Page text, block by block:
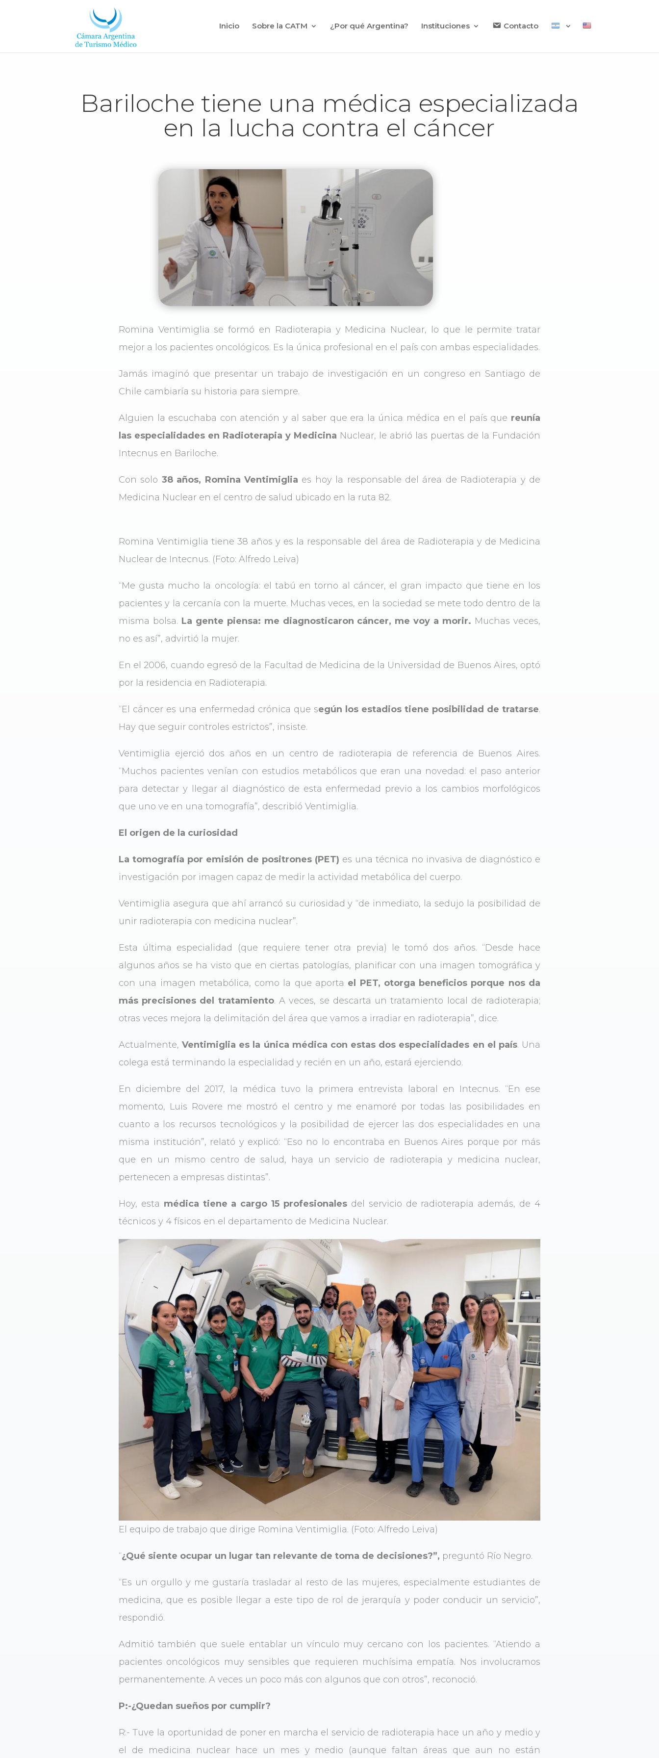
Inicio Sobre la CATM ¿Por qué Argentina? Instituciones Contacto
Bariloche tiene una médica especializada
en la lucha contra el cáncer
Romina Ventimiglia se formó en Radioterapia y Medicina Nuclear, lo que le permite tratar
mejor a los pacientes oncológicos. Es la única profesional en el país con ambas especialidades.
Jamás imaginó que presentar un trabajo de investigación en un congreso en Santiago de
Chile cambiaría su historia para siempre.
Alguien la escuchaba con atención y al saber que era la única médica en el país que reunía
las especialidades en Radioterapia y Medicina Nuclear, le abrió las puertas de la Fundación
Intecnus en Bariloche.
Con solo 38 años, Romina Ventimiglia es hoy la responsable del área de Radioterapia y de
Medicina Nuclear en el centro de salud ubicado en la ruta 82.
Romina Ventimiglia tiene 38 años y es la responsable del área de Radioterapia y de Medicina
Nuclear de Intecnus. (Foto: Alfredo Leiva)
“Me gusta mucho la oncología: el tabú en torno al cáncer, el gran impacto que tiene en los
pacientes y la cercanía con la muerte. Muchas veces, en la sociedad se mete todo dentro de la
misma bolsa. La gente piensa: me diagnosticaron cáncer, me voy a morir. Muchas veces,
no es así”, advirtió la mujer.
En el 2006, cuando egresó de la Facultad de Medicina de la Universidad de Buenos Aires, optó
por la residencia en Radioterapia.
“El cáncer es una enfermedad crónica que según los estadios tiene posibilidad de tratarse.
Hay que seguir controles estrictos”, insiste.
Ventimiglia ejerció dos años en un centro de radioterapia de referencia de Buenos Aires.
“Muchos pacientes venían con estudios metabólicos que eran una novedad: el paso anterior
para detectar y llegar al diagnóstico de esta enfermedad previo a los cambios morfológicos
que uno ve en una tomografía”, describió Ventimiglia.
El origen de la curiosidad
La tomografía por emisión de positrones (PET) es una técnica no invasiva de diagnóstico e
investigación por imagen capaz de medir la actividad metabólica del cuerpo.
Ventimiglia asegura que ahí arrancó su curiosidad y “de inmediato, la sedujo la posibilidad de
unir radioterapia con medicina nuclear”.
Esta última especialidad (que requiere tener otra previa) le tomó dos años. “Desde hace
algunos años se ha visto que en ciertas patologías, planificar con una imagen tomográfica y
con una imagen metabólica, como la que aporta el PET, otorga beneficios porque nos da
más precisiones del tratamiento. A veces, se descarta un tratamiento local de radioterapia;
otras veces mejora la delimitación del área que vamos a irradiar en radioterapia”, dice.
Actualmente,Ventimiglia es la única médica con estas dos especialidades en el país. Una
colega está terminando la especialidad y recién en un año, estará ejerciendo.
En diciembre del 2017, la médica tuvo la primera entrevista laboral en Intecnus. “En ese
momento, Luis Rovere me mostró el centro y me enamoré por todas las posibilidades en
cuanto a los recursos tecnológicos y la posibilidad de ejercer las dos especialidades en una
misma institución”, relató y explicó: “Eso no lo encontraba en Buenos Aires porque por más
que en un mismo centro de salud, haya un servicio de radioterapia y medicina nuclear,
pertenecen a empresas distintas”.
Hoy, esta médica tiene a cargo 15 profesionales del servicio de radioterapia además, de 4
técnicos y 4 físicos en el departamento de Medicina Nuclear.
El equipo de trabajo que dirige Romina Ventimiglia. (Foto: Alfredo Leiva)
“¿Qué siente ocupar un lugar tan relevante de toma de decisiones?”, preguntó Río Negro.
“Es un orgullo y me gustaría trasladar al resto de las mujeres, especialmente estudiantes de
medicina, que es posible llegar a este tipo de rol de jerarquía y poder conducir un servicio”,
respondió.
Admitió también que suele entablar un vínculo muy cercano con los pacientes. “Atiendo a
pacientes oncológicos muy sensibles que requieren muchísima empatía. Nos involucramos
permanentemente. A veces un poco más con algunos que con otros”, reconoció.
P:-¿Quedan sueños por cumplir?
R:- Tuve la oportunidad de poner en marcha el servicio de radioterapia hace un año y medio y
el de medicina nuclear hace un mes y medio (aunque faltan áreas que aun no están